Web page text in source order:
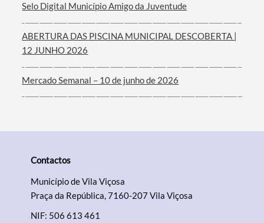
Selo Digital Município Amigo da Juventude
ABERTURA DAS PISCINA MUNICIPAL DESCOBERTA |
12 JUNHO 2026
Mercado Semanal – 10 de junho de 2026
Contactos
Município de Vila Viçosa
Praça da República, 7160-207 Vila Viçosa
NIF: 506 613 461